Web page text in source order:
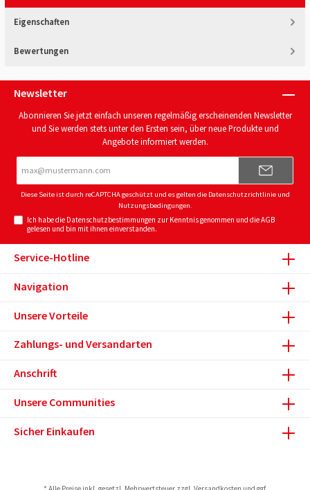
Eigenschaften
Bewertungen
Newsletter
Abonnieren Sie jetzt einfach unseren regelmäßig erscheinenden Newsletter
und Sie werden stets unter den Ersten sein, über neue Produkte und
Angebote informiert werden.
Adresse*
Diese Seite ist durch reCAPTCHA geschützt und es gelten die Datenschutzrichtlinieund
Nutzungsbedingungen.
Ich habe die Datenschutzbestimmungen zur Kenntnis genommen und dieAGB
gelesen und bin mit ihnen einverstanden.
Service-Hotline
Navigation
Unsere Vorteile
Zahlungs- und Versandarten
Anschrift
Unsere Communities
Sicher Einkaufen